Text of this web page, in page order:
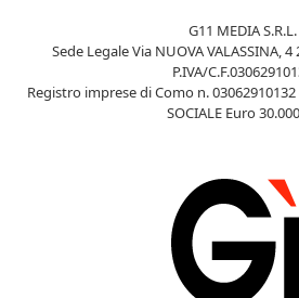
G11 MEDIA S.R.L.
Sede Legale Via NUOVA VALASSINA, 4
P.IVA/
Registro imprese di Como n. 03062910132
SOCIALE Euro